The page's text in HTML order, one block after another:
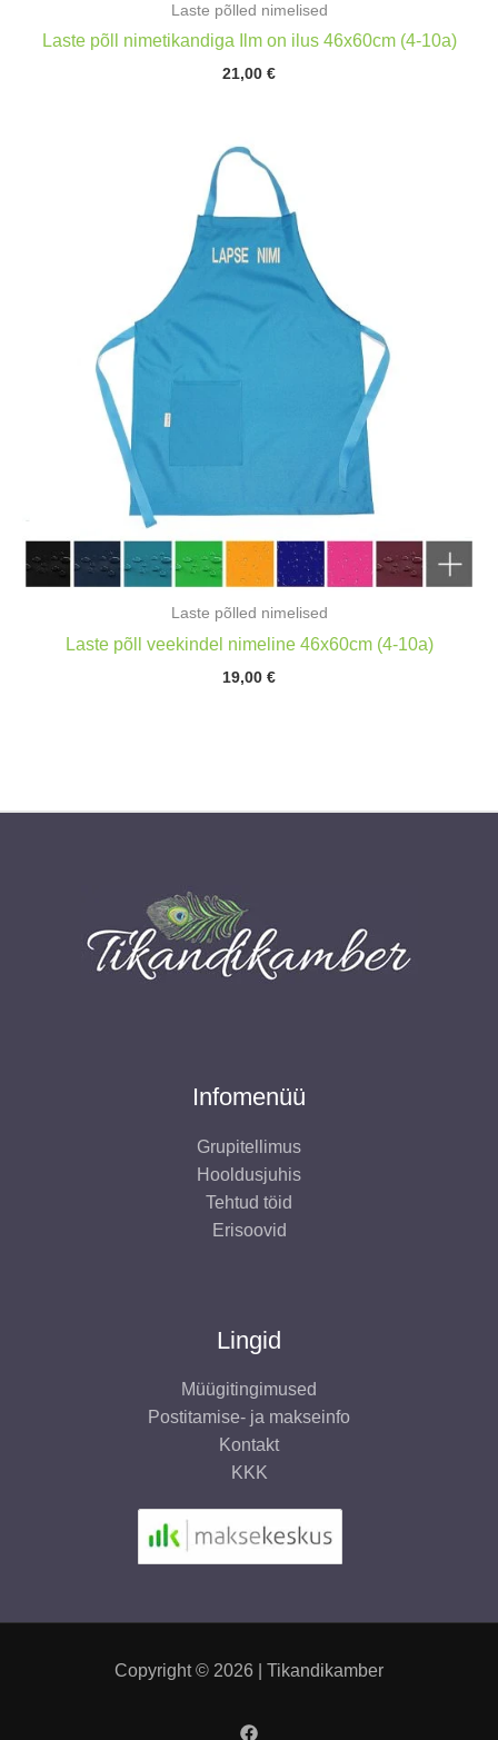
Laste põlled nimelised
Laste põll nimetikandiga Ilm on ilus 46x60cm (4-10a)
21,00 €
Laste põlled nimelised
Laste põll veekindel nimeline 46x60cm (4-10a)
19,00 €
Infomenüü
Grupitellimus
Hooldusjuhis
Tehtud töid
Erisoovid
Lingid
Müügitingimused
Postitamise- ja makseinfo
Kontakt
KKK
Copyright © 2026 | Tikandikamber